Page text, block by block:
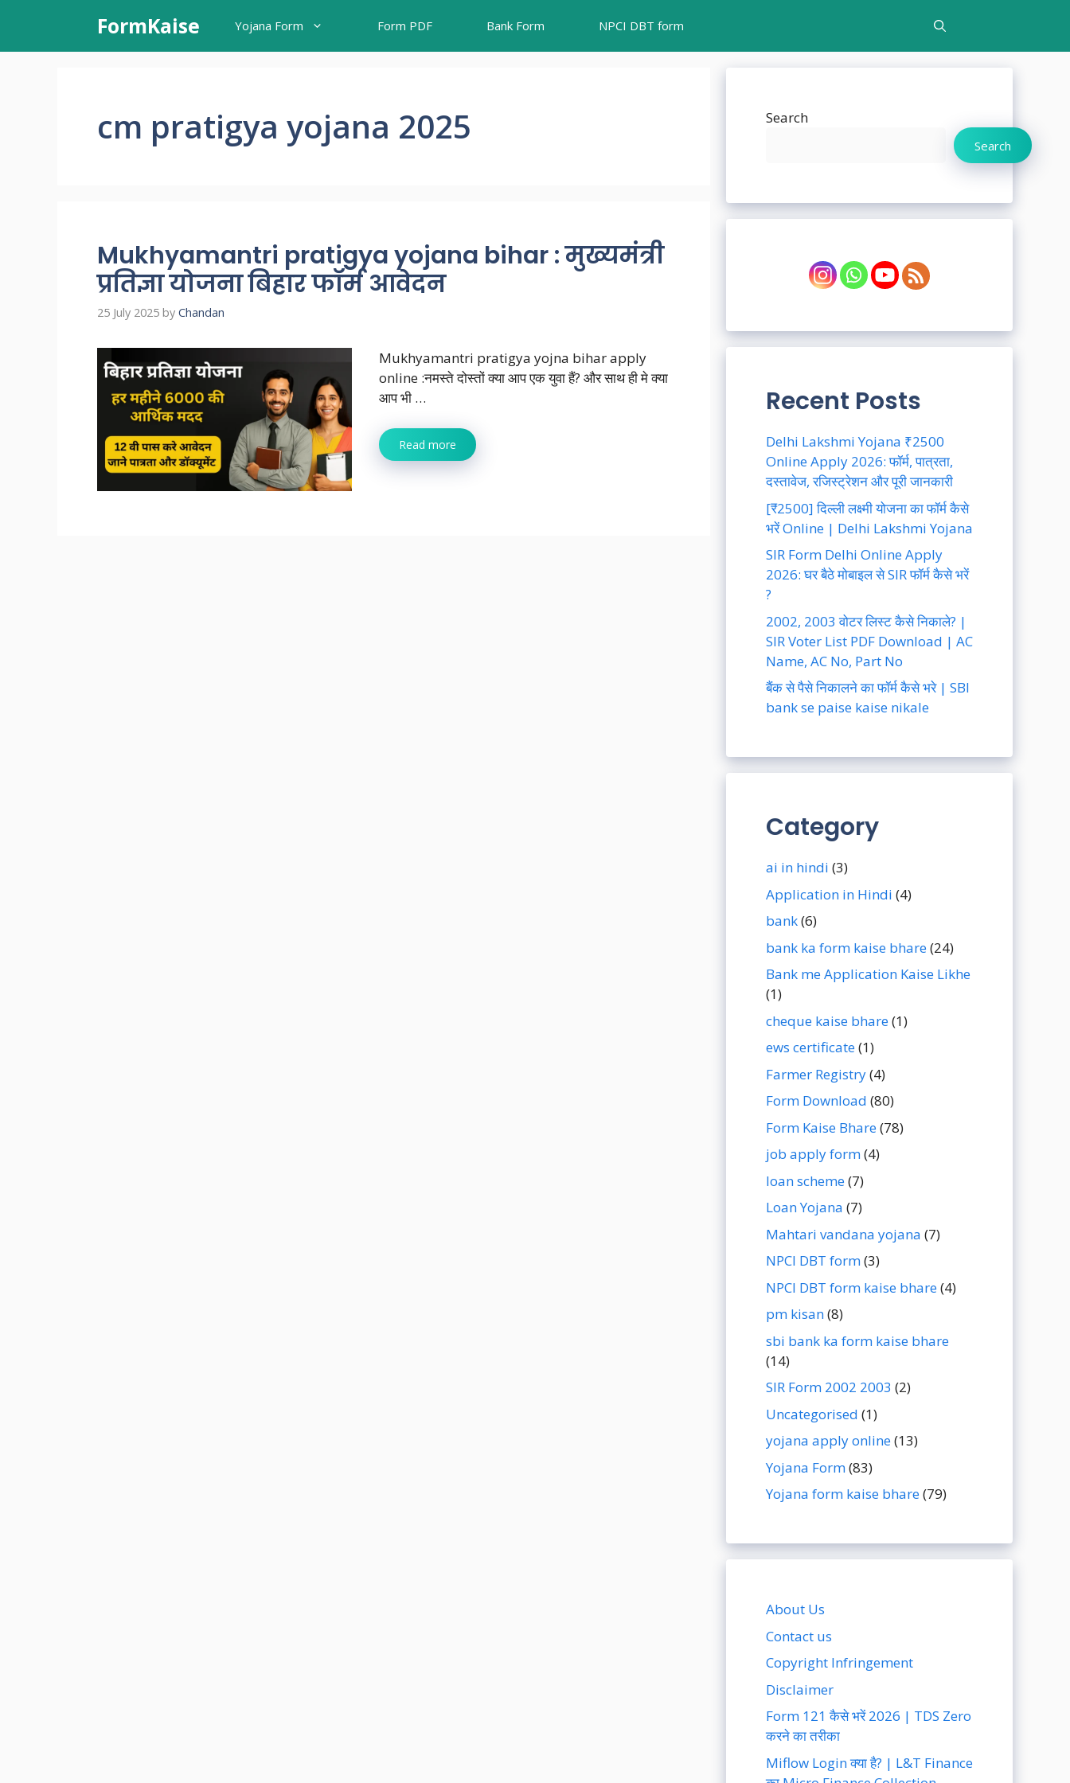
content
FormKaise Yojana Form Form PDF Bank Form NPCI DBT form
cm pratigya yojana 2025
Mukhyamantri pratigya yojana bihar : मुख्यमंत्री
प्रतिज्ञा योजना बिहार फॉर्म आवेदन
25 July 2025 by Chandan
Mukhyamantri pratigya yojna bihar apply
online :नमस्ते दोस्तों क्या आप एक युवा हैं? और साथ ही मे क्या
आप भी …
Read more
Search
Search
Recent Posts
Delhi Lakshmi Yojana ₹2500
Online Apply 2026: फॉर्म, पात्रता,
दस्तावेज, रजिस्ट्रेशन और पूरी जानकारी
[₹2500] दिल्ली लक्ष्मी योजना का फॉर्म कैसे
भरें Online | Delhi Lakshmi Yojana
SIR Form Delhi Online Apply
2026: घर बैठे मोबाइल से SIR फॉर्म कैसे भरें
?
2002, 2003 वोटर लिस्ट कैसे निकाले? |
SIR Voter List PDF Download | AC
Name, AC No, Part No
बैंक से पैसे निकालने का फॉर्म कैसे भरे | SBI
bank se paise kaise nikale
Category
ai in hindi (3)
Application in Hindi (4)
bank(6)
bank ka form kaise bhare(24)
Bank me Application Kaise Likhe
(1)
cheque kaise bhare(1)
ews certificate(1)
Farmer Registry(4)
Form Download (80)
Form Kaise Bhare(78)
job apply form(4)
loan scheme(7)
Loan Yojana (7)
Mahtari vandana yojana (7)
NPCI DBT form(3)
NPCI DBT form kaise bhare(4)
pm kisan(8)
sbi bank ka form kaise bhare
(14)
SIR Form 2002 2003 (2)
Uncategorised (1)
yojana apply online(13)
Yojana Form(83)
Yojana form kaise bhare(79)
About Us
Contact us
Copyright Infringement
Disclaimer
Form 121 कैसे भरें 2026 | TDS Zero
करने का तरीका
Miflow Login क्या है? | L&T Finance